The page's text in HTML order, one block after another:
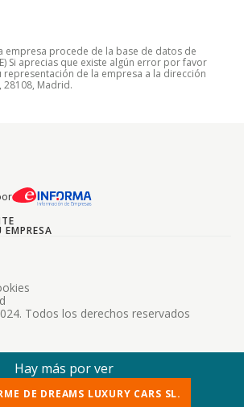
empresa procede de la base de datos de
Si aprecias que existe algún error por favor
de la empresa a la dirección
28108, Madrid.
Todos los derechos reservados
Hay más por ver
DE DREAMS LUXURY CARS SL.